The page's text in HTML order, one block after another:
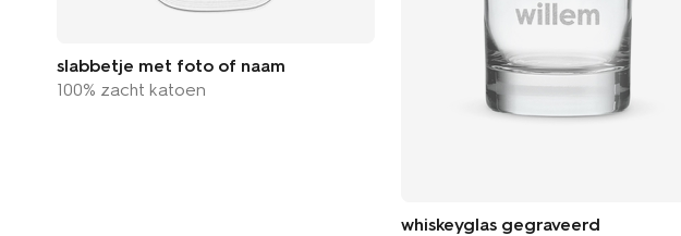
slabbetje met foto of naam
100% zacht katoen
whiskeyglas gegraveerd